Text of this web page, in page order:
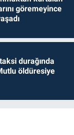
göremeyince
durağında
öldüresiye